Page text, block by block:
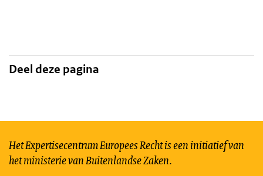
Deel deze pagina
Het Expertisecentrum Europees Recht is een initiatief van
het ministerie van Buitenlandse Zaken.